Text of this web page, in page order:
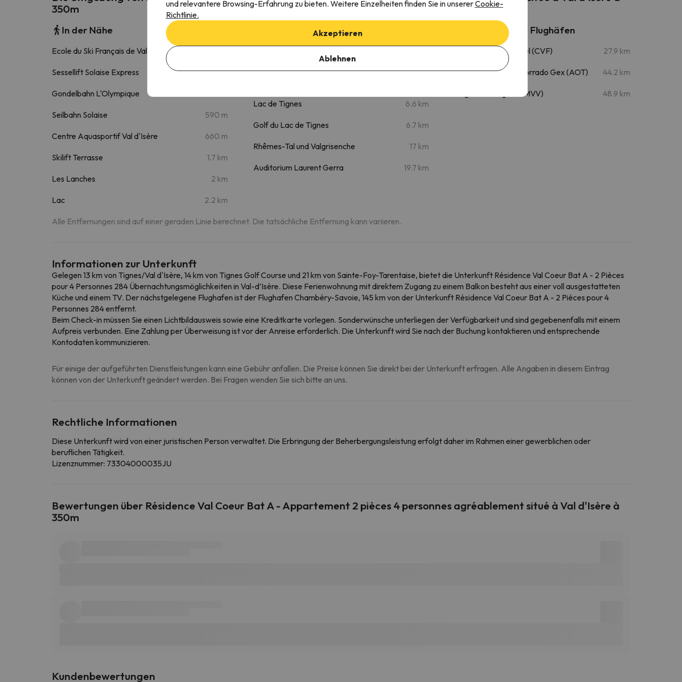
350m
In der Nähe
Ecole du Ski Français de Val d'Isère
Sessellift Solaise Express 490 m
Gondelbahn L'Olympique
Seilbahn Solaise 590 m
Centre Aquasportif Val d'Isère 660 m
Skilift Terrasse 1.7 km
Les Lanches 2 km
Lac 2.2 km
Sehenswertes
Lac de Tignes 6.6 km
Golf du Lac de Tignes 6.7 km
Rhêmes-Tal und Valgrisenche 17 km
Auditorium Laurent Gerra 19.7 km
Nahegelegene Flughäfen
Flughafen Courchevel (CVF) 27.9 km
Flughafen Aosta - Corrado Gex (AOT) 44.2 km
Flughafen Megève (MVV) 48.9 km
Alle Entfernungen sind auf einer geraden Linie berechnet. Die tatsächliche Entfernung kann variieren.
Informationen zur Unterkunft
Gelegen 13 km von Tignes/Val d'Isère, 14 km von Tignes Golf Course und 21 km von Sainte-Foy-Tarentaise, bietet die Unterkunft Résidence Val Coeur Bat A - 2 Pièces
pour 4 Personnes 284 Übernachtungsmöglichkeiten in Val-d’Isère. Diese Ferienwohnung mit direktem Zugang zu einem Balkon besteht aus einer voll ausgestatteten
Küche und einem TV. Der nächstgelegene Flughafen ist der Flughafen Chambéry-Savoie, 145 km von der Unterkunft Résidence Val Coeur Bat A - 2 Pièces pour 4
Personnes 284 entfernt.
Beim Check-in müssen Sie einen Lichtbildausweis sowie eine Kreditkarte vorlegen. Sonderwünsche unterliegen der Verfügbarkeit und sind gegebenenfalls mit einem
Aufpreis verbunden. Eine Zahlung per Überweisung ist vor der Anreise erforderlich. Die Unterkunft wird Sie nach der Buchung kontaktieren und entsprechende
Kontodaten kommunizieren.
Für einige der aufgeführten Dienstleistungen kann eine Gebühr anfallen. Die Preise können Sie direkt bei der Unterkunft erfragen. Alle Angaben in diesem Eintrag
können von der Unterkunft geändert werden. Bei Fragen wenden Sie sich bitte an uns.
Rechtliche Informationen
Diese Unterkunft wird von einer juristischen Person verwaltet. Die Erbringung der Beherbergungsleistung erfolgt daher im Rahmen einer gewerblichen oder
beruflichen Tätigkeit.
Lizenznummer: 73304000035JU
Bewertungen über Résidence Val Coeur Bat A - Appartement 2 pièces 4 personnes agréablement situé à Val d'Isère à
350m
Kundenbewertungen
und relevantere Browsing-Erfahrung zu bieten. Weitere Einzelheiten finden Sie in unsererCookie-
Richtlinie.
Akzeptieren
Ablehnen